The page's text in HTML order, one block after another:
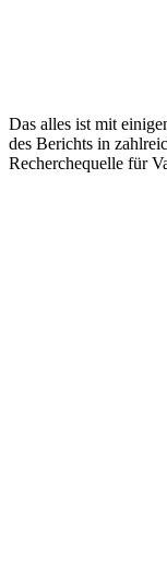
Das alles ist mit
des Berichts in
Recherchequelle für